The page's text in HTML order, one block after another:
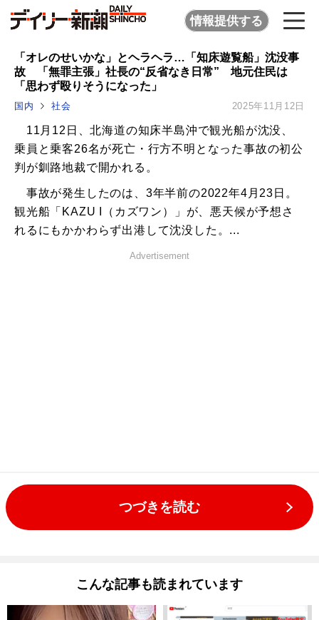
情報提供する
「オレのせいかな」とヘラヘラ…「知床遊覧船」沈没事
故 「無罪主張」社長の“反省なき日常” 地元住民は
「思わず殴りそうになった」
国内 社会 2025年11月12日
11月12日、北海道の知床半島沖で観光船が沈没、
乗員と乗客26名が死亡・行方不明となった事故の初公
判が釧路地裁で開かれる。
事故が発生したのは、3年半前の2022年4月23日。
観光船「KAZU I（カズワン）」が、悪天候が予想さ
れるにもかかわらず出港して沈没した。...
Advertisement
つづきを読む
こんな記事も読まれています